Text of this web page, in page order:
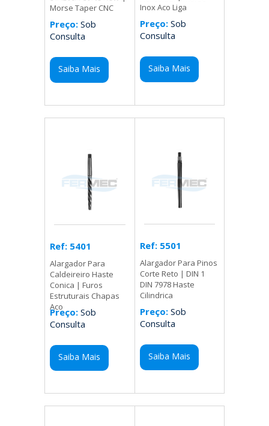
Morse Taper CNC
Preço: Sob
Consulta
Saiba Mais
Inox Aco Liga
Preço:Sob
Consulta
Saiba Mais
Ref: 5401
Alargador Para
Caldeireiro Haste
Conica | Furos
Estruturais Chapas
Aco
Preço: Sob
Consulta
Saiba Mais
Ref: 5501
Alargador Para Pinos
Corte Reto | DIN 1
DIN 7978 Haste
Cilindrica
Preço:Sob
Consulta
Saiba Mais